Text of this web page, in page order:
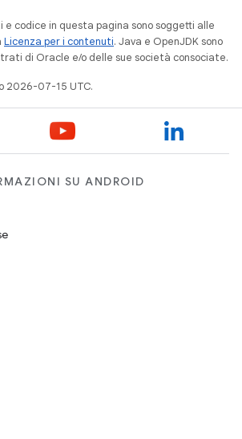
e codice in questa pagina sono soggetti alle
Licenza per i contenuti. Java e OpenJDK sono
di Oracle e/o delle sue società consociate.
2026-07-15 UTC.
SU ANDROID